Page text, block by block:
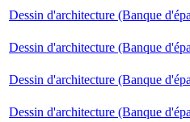
Dessin d'architecture (Banque
Dessin d'architecture (Banque
Dessin d'architecture (Banque
Dessin d'architecture (Banque